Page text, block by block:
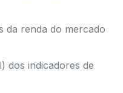
da renda do mercado
dos indicadores de